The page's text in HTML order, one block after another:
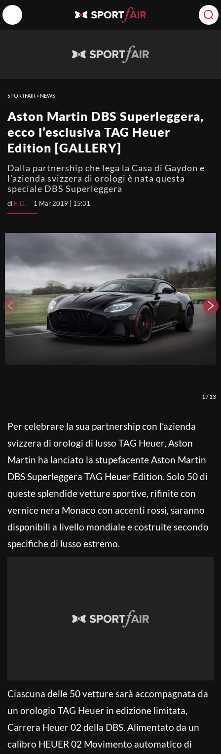
SPORTFAIR » NEWS
Aston Martin DBS Superleggera,
ecco l’esclusiva TAG Heuer
Edition [GALLERY]
Dalla partnership che lega la Casa di Gaydon e
l’azienda svizzera di orologi è nata questa
speciale DBS Superleggera
di F. D. 1 Mar 2019 | 15:31
1 /13
Per celebrare la sua partnership con l’azienda
svizzera di orologi di lusso TAG Heuer, Aston
Martin ha lanciato la stupefacente Aston Martin
DBS Superleggera TAG Heuer Edition. Solo 50 di
queste splendide vetture sportive, rifinite con
vernice nera Monaco con accenti rossi, saranno
disponibili a livello mondiale e costruite secondo
specifiche di lusso estremo.
Ciascuna delle 50 vetture sarà accompagnata da
un orologio TAG Heuer in edizione limitata,
Carrera Heuer 02 della DBS. Alimentato da un
calibro HEUER 02 Movimento automatico di